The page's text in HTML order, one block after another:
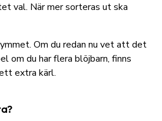
val. När mer sorteras ut ska
Om du redan nu vet att det
om du har flera blöjbarn, finns
extra kärl.